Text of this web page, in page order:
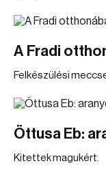
A Fradi
Felkészülési
Öttusa Eb:
Kitettek magukért.